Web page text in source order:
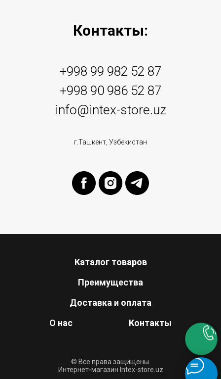
Контакты:
+998 99 982 52 87
+998 90 986 52 87
info@intex-store.uz
г.Ташкент, Узбекистан
Каталог товаров
Преимущества
Доставка и оплата
О нас
Контакты
© Все права защищены.
Интернет-магазин Intex-store.uz